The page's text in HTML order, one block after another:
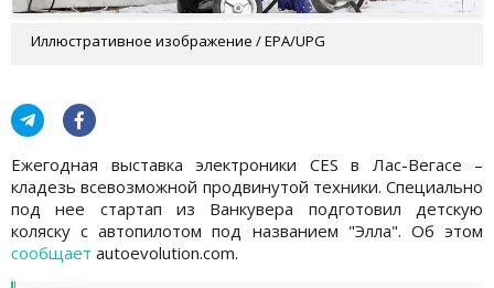
Иллюстративное изображение / EPA/UPG
Ежегодная выставка электроники CES в Лас-Вегасе –
кладезь всевозможной продвинутой техники. Специально
под нее стартап из Ванкувера подготовил детскую
коляску с автопилотом под названием "Элла". Об этом
сообщает autoevolution.com.